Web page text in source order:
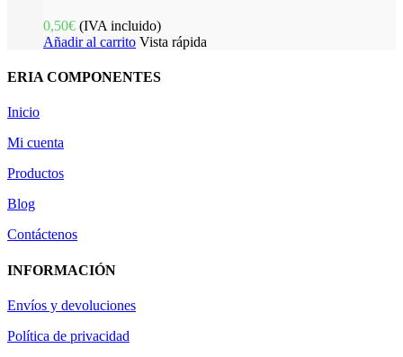
0,50€ (IVA incluido)
Añadir al carrito Vista rápida
ERIA COMPONENTES
Inicio
Mi cuenta
Productos
Blog
Contáctenos
INFORMACIÓN
Envíos y devoluciones
Política de privacidad